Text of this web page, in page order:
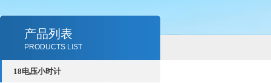
产品列表
PRODUCTS LIST
18电压小时计